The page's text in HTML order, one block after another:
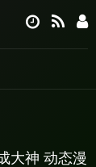
大神 动态漫